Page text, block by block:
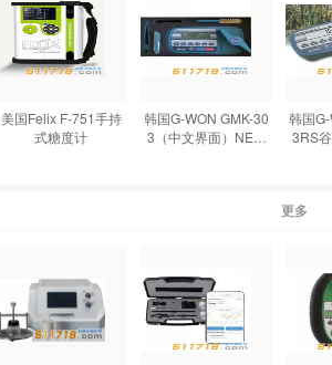
美国Felix F-751手持
式糖度计
韩国G-WON GMK-30
3（中文界面）NEW
韩国
3RS
更多